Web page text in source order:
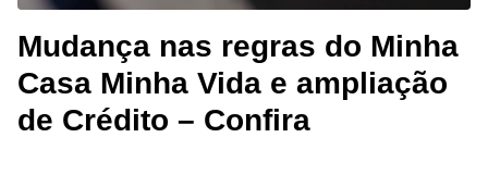
Mudança nas regras do Minha
Casa Minha Vida e ampliação
de Crédito – Confira